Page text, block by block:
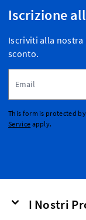
Iscrizione
Iscriviti alla nostra
sconto.
This form is protected
Service apply.
I Nostri